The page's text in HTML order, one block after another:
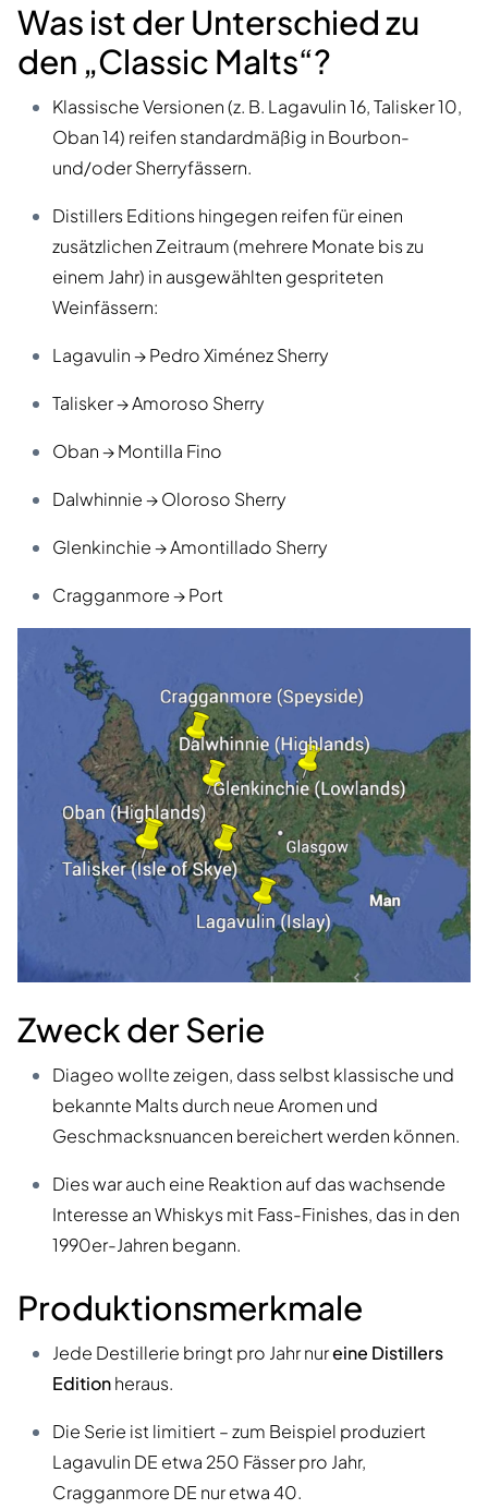
Was ist der Unterschied zu
den „Classic Malts“?
Klassische Versionen (z. B. Lagavulin 16, Talisker 10,
Oban 14) reifen standardmäßig in Bourbon-
und/oder Sherryfässern.
Distillers Editions hingegen reifen für einen
zusätzlichen Zeitraum (mehrere Monate bis zu
einem Jahr) in ausgewählten gespriteten
Weinfässern:
Lagavulin → Pedro Ximénez Sherry
Talisker → Amoroso Sherry
Oban → Montilla Fino
Dalwhinnie → Oloroso Sherry
Glenkinchie → Amontillado Sherry
Cragganmore → Port
Zweck der Serie
Diageo wollte zeigen, dass selbst klassische und
bekannte Malts durch neue Aromen und
Geschmacksnuancen bereichert werden können.
Dies war auch eine Reaktion auf das wachsende
Interesse an Whiskys mit Fass-Finishes, das in den
1990er-Jahren begann.
Produktionsmerkmale
Jede Destillerie bringt pro Jahr nureine Distillers
Editionheraus.
Die Serie ist limitiert – zum Beispiel produziert
Lagavulin DE etwa 250 Fässer pro Jahr,
Cragganmore DE nur etwa 40.